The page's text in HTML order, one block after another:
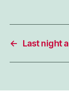
← Last night